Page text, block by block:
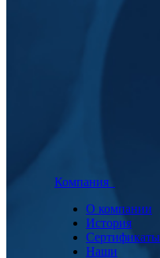
Компания
О компании
История
Сертификаты
Наши